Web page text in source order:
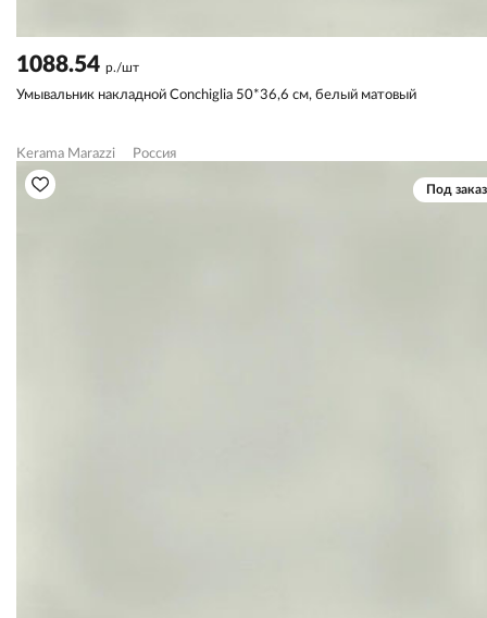
1088.54 р./шт
Умывальник накладной Conchiglia 50*36,6 см, белый матовый
Kerama Marazzi Россия
Под заказ